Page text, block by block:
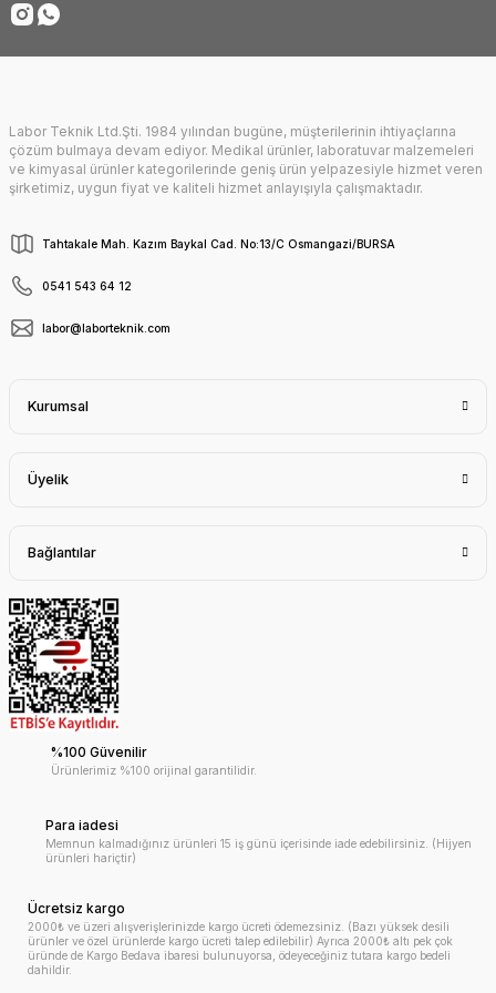
Labor Teknik Ltd.Şti. 1984 yılından bugüne, müşterilerinin ihtiyaçlarına
çözüm bulmaya devam ediyor. Medikal ürünler, laboratuvar malzemeleri
ve kimyasal ürünler kategorilerinde geniş ürün yelpazesiyle hizmet veren
şirketimiz, uygun fiyat ve kaliteli hizmet anlayışıyla çalışmaktadır.
Tahtakale Mah. Kazım Baykal Cad. No:13/C Osmangazi/BURSA
0541 543 64 12
labor@laborteknik.com
Kurumsal
Üyelik
Bağlantılar
%100 Güvenilir
Ürünlerimiz %100 orijinal garantilidir.
Para iadesi
Memnun kalmadığınız ürünleri 15 iş günü içerisinde iade edebilirsiniz. (Hijyen
ürünleri hariçtir)
Ücretsiz kargo
2000₺ ve üzeri alışverişlerinizde kargo ücreti ödemezsiniz. (Bazı yüksek desili
ürünler ve özel ürünlerde kargo ücreti talep edilebilir) Ayrıca 2000₺ altı pek çok
üründe de Kargo Bedava ibaresi bulunuyorsa, ödeyeceğiniz tutara kargo bedeli
dahildir.